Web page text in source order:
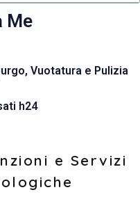
Me
Vuotatura e Pulizia
h24
e Servizi